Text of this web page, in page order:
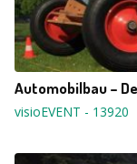
Automobilbau –
visioEVENT - 13920